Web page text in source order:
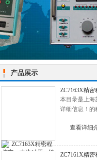
产品展示
ZC7163X精
本目录是上海
详细信息！的
查看详细
ZC7161X精